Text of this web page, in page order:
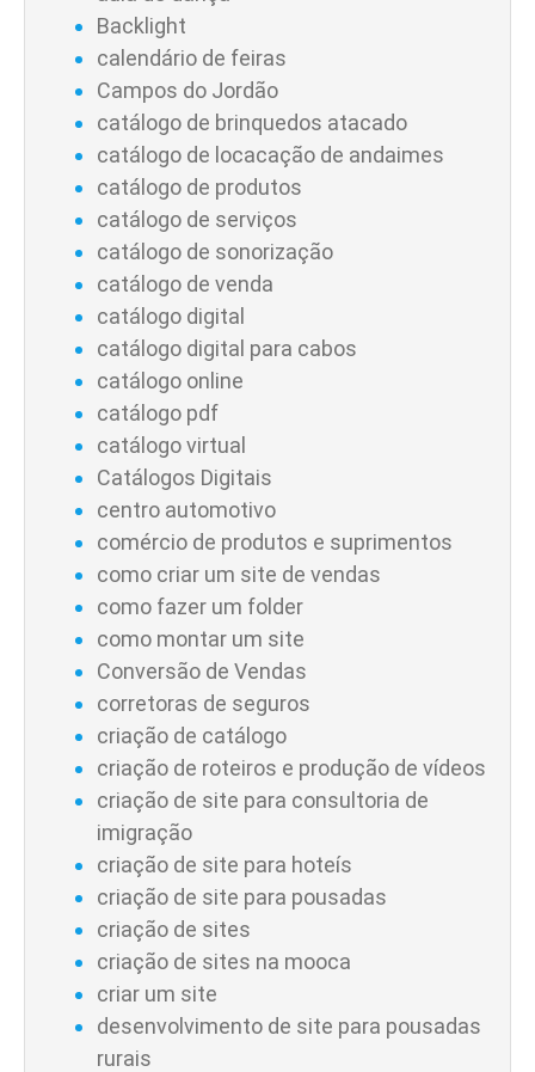
Backlight
calendário de feiras
Campos do Jordão
catálogo de brinquedos atacado
catálogo de locacação de andaimes
catálogo de produtos
catálogo de serviços
catálogo de sonorização
catálogo de venda
catálogo digital
catálogo digital para cabos
catálogo online
catálogo pdf
catálogo virtual
Catálogos Digitais
centro automotivo
comércio de produtos e suprimentos
como criar um site de vendas
como fazer um folder
como montar um site
Conversão de Vendas
corretoras de seguros
criação de catálogo
criação de roteiros e produção de vídeos
criação de site para consultoria de
imigração
criação de site para hoteís
criação de site para pousadas
criação de sites
criação de sites na mooca
criar um site
desenvolvimento de site para pousadas
rurais